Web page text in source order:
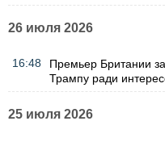
26 июля 2026
16:48
Премьер Британии
Трампу ради
25 июля 2026